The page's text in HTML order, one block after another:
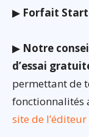
▶ Forfait
▶ Notre
d’essai
permettant de
fonctionnalités
site de l’éditeur